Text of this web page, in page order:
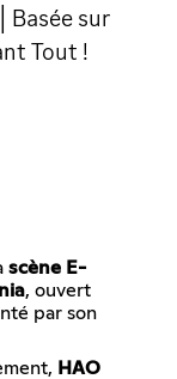
sur
Tout !
scène E-
, ouvert
par son
HAO